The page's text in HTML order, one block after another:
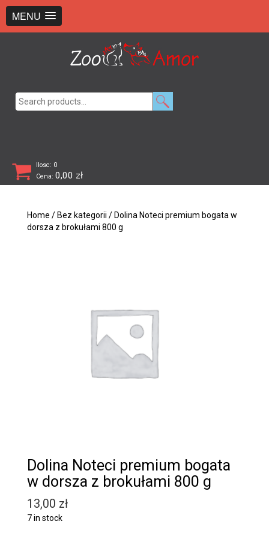
MENU
Ilosc: 0
Cena: 0,00 zł
Home / Bez kategorii / Dolina Noteci premium bogata w
dorsza z brokułami 800 g
Dolina Noteci premium bogata
w dorsza z brokułami 800 g
13,00 zł
7 in stock